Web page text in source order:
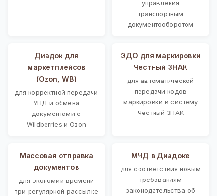
управления
транспортным
документооборотом
Диадок для
маркетплейсов
(Ozon, WB)
для корректной передачи
УПД и обмена
документами с
Wildberries и Ozon
ЭДО для маркировки
Честный ЗНАК
для автоматической
передачи кодов
маркировки в систему
Честный ЗНАК
Массовая отправка
документов
для экономии времени
при регулярной рассылке
МЧД в Диадоке
для соответствия новым
требованиям
законодательства об